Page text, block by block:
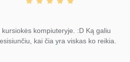
kompiuteryje. :D Ką galiu
kai čia yra viskas ko reikia.